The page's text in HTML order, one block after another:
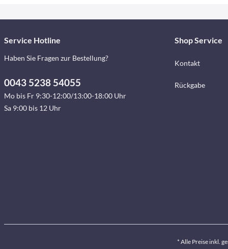
Service Hotline
Haben Sie Fragen zur Bestellung?
0043 5238 54055
Mo bis Fr 9:30-12:00/13:00-18:00 Uhr
Sa 9:00 bis 12 Uhr
Shop Service
Kontakt
Rückgabe
* Alle Preise inkl.